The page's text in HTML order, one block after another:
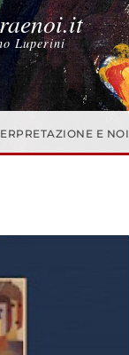
Luperini
E NOI